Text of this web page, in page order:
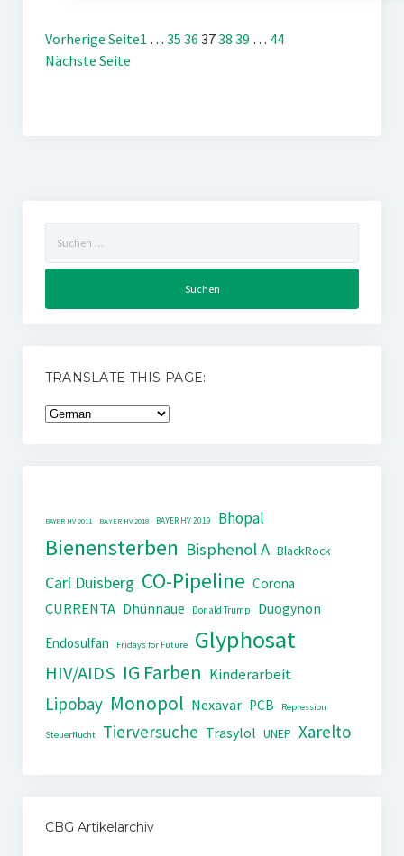
Vorherige Seite1 … 35 36 3738 39 … 44
Nächste Seite
nach:
TRANSLATE THIS PAGE:
BAYER HV 2011 BAYER HV 2018 BAYER HV 2019 Bhopal
Bienensterben Bisphenol A BlackRock
Carl Duisberg CO-Pipeline Corona
CURRENTA Dhünnaue Donald Trump
Duogynon
Endosulfan
Fridays for Future Glyphosat
HIV/AIDS IG Farben Kinderarbeit
Lipobay Monopol Nexavar PCB Repression
Steuerflucht Tierversuche Trasylol UNEP Xarelto
CBG Artikelarchiv